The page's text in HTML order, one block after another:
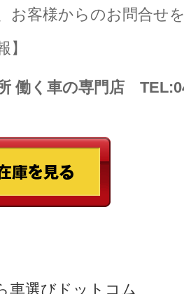
お客様からのお問合せ
】
働く車の専門店
車選びドットコム